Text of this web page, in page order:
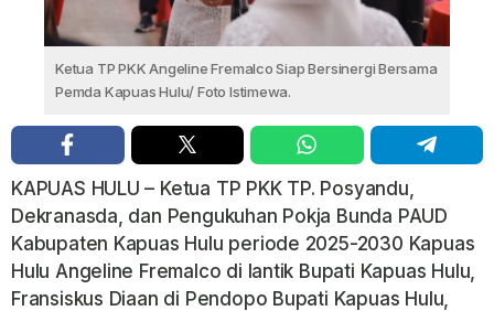
Ketua TP PKK Angeline Fremalco Siap Bersinergi Bersama
Pemda Kapuas Hulu/ Foto Istimewa.
KAPUAS HULU – Ketua TP PKK TP. Posyandu,
Dekranasda, dan Pengukuhan Pokja Bunda PAUD
Kabupaten Kapuas Hulu periode 2025-2030 Kapuas
Hulu Angeline Fremalco di lantik Bupati Kapuas Hulu,
Fransiskus Diaan di Pendopo Bupati Kapuas Hulu,